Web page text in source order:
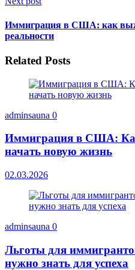
Иммиграция в США: как
реальности
Related Posts
adminsauna 0
Иммиграция в США: Как
начать новую жизнь
02.03.2026
adminsauna 0
Льготы для
нужно знать для успеха